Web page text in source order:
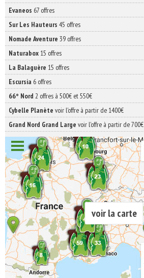
Evaneos 67 offres
Sur Les Hauteurs 45 offres
Nomade Aventure 39 offres
Naturabox 15 offres
La Balaguère 15 offres
Escursia 6 offres
66° Nord 2 offres à 500€ et 550€
Cybelle Planète voir l'offre à partir de 1400€
Grand Nord Grand Large voir l'offre à partir de 700€
voir la carte